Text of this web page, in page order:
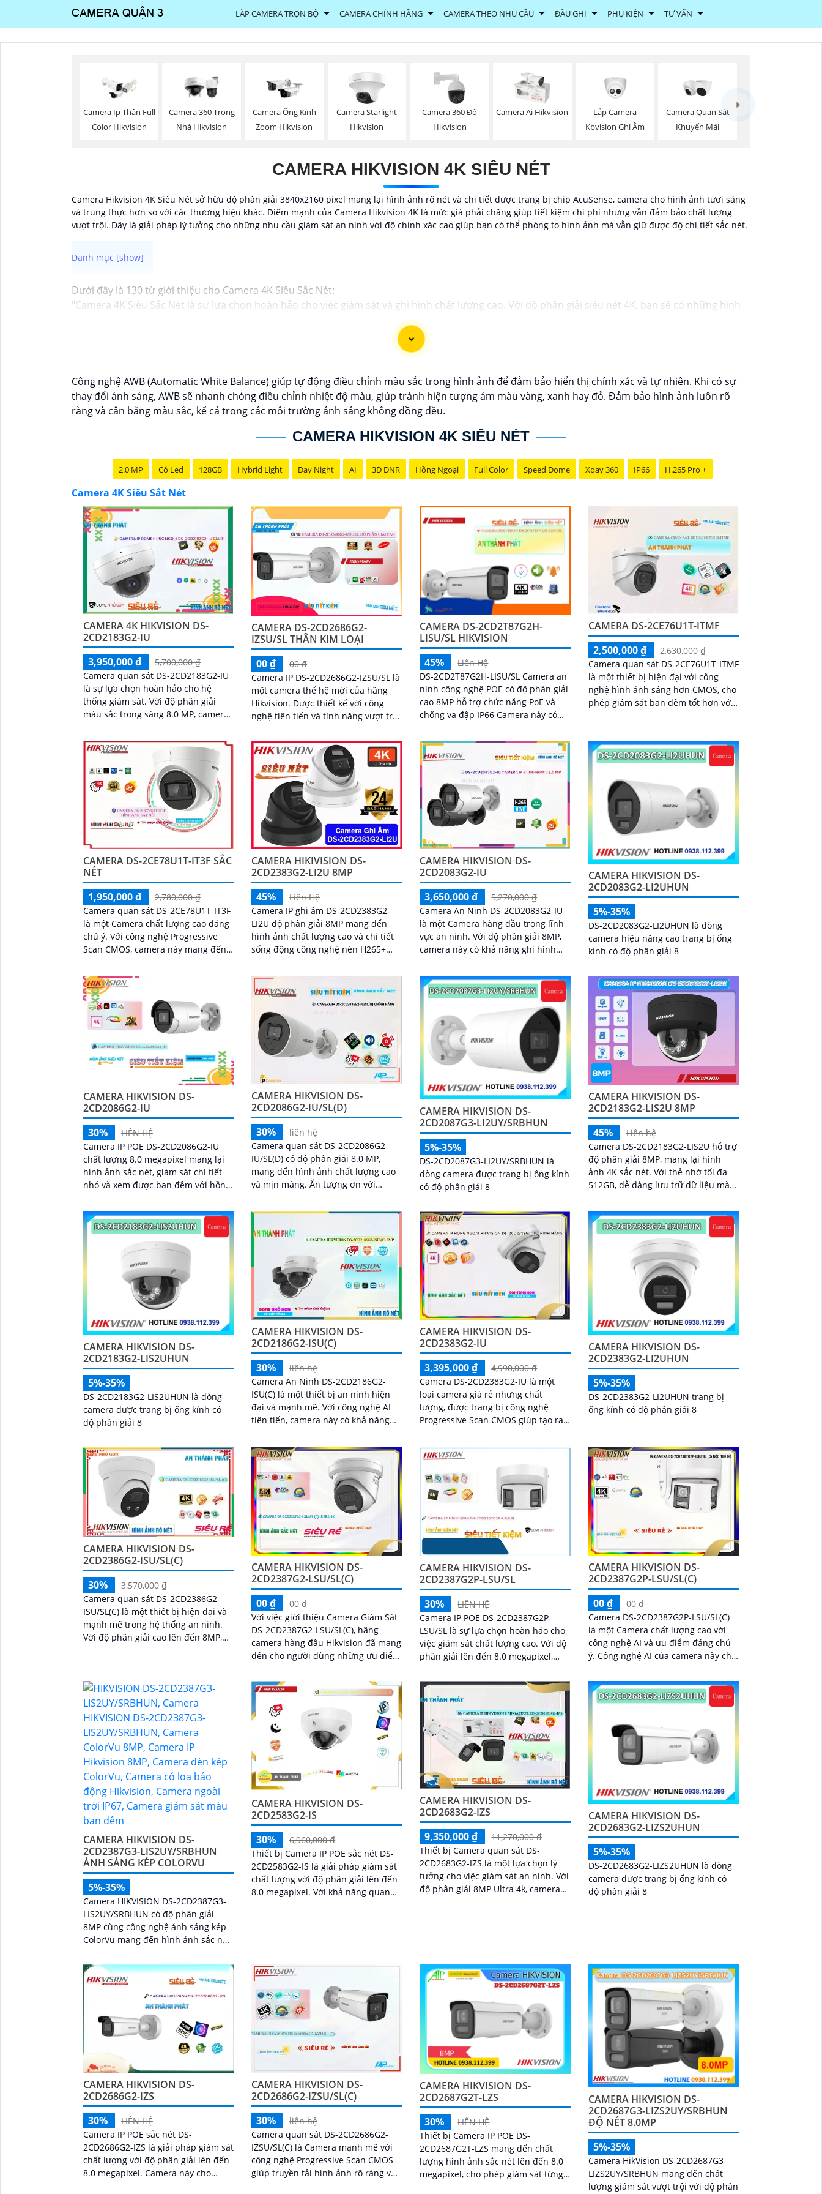
LẮP CAMERA TRỌN BỘ CAMERA CHÍNH HÃNG CAMERA THEO NHU CẦU ĐẦU GHI PHỤ KIỆN TƯ VẤN
Camera Ip Thân Full
Color Hikvision
Camera 360 Trong
Nhà Hikvision
Camera Ống Kính
Zoom Hikvision
Camera Starlight
Hikvision
Camera 360 Độ
Hikvision
Camera Ai Hikvision
Lắp Camera
Kbvision Ghi Âm
Camera Quan Sát
Khuyến Mãi
CAMERA HIKVISION 4K SIÊU NÉT
Camera Hikvision 4K Siêu Nét sở hữu độ phân giải 3840x2160 pixel mang lại hình ảnh rõ nét và chi tiết được trang bị chip AcuSense, camera cho hình ảnh tươi sáng
và trung thực hơn so với các thương hiệu khác. Điểm mạnh của Camera Hikvision 4K là mức giá phải chăng giúp tiết kiệm chi phí nhưng vẫn đảm bảo chất lượng
vượt trội. Đây là giải pháp lý tưởng cho những nhu cầu giám sát an ninh với độ chính xác cao giúp bạn có thể phóng to hình ảnh mà vẫn giữ được độ chi tiết sắc nét.
Dưới đây là 130 từ giới thiệu cho Camera 4K Siêu Sắc Nét:
"Camera 4K Siêu Sắc Nét là sự lựa chọn hoàn hảo cho việc giám sát và ghi hình chất lượng cao. Với độ phân giải siêu nét 4K, bạn sẽ có những hình
ảnh rõ nét, sống động và chi tiết. Được trang bị công nghệ hiện đại, Camera này cung cấp hình ảnh chất lượng ngay cả trong điều kiện ánh sáng
yếu. 〘 Chú trọn lớn nhất là tính năng ghi hình dài hạn và khả năng ghi đồng thời nhiều góc quay giúp bạn bảo vệ nhà cửa và tài sản một cách hiệu
quả. Với thiết kế tiện lợi, dễ dàng lắp đặt và sử dụng, Camera 4K Siêu Sắc Nét là sự lựa chọn hàng đầu cho hệ thống an ninh của bạn."
Công nghệ AWB (Automatic White Balance) giúp tự động điều chỉnh màu sắc trong hình ảnh để đảm bảo hiển thị chính xác và tự nhiên. Khi có sự
thay đổi ánh sáng, AWB sẽ nhanh chóng điều chỉnh nhiệt độ màu, giúp tránh hiện tượng ám màu vàng, xanh hay đỏ. Đảm bảo hình ảnh luôn rõ
ràng và cân bằng màu sắc, kể cả trong các môi trường ánh sáng không đồng đều.
CAMERA HIKVISION 4K SIÊU NÉT
2.0 MP Có Led 128GB Hybrid Light Day Night AI 3D DNR Hồng Ngoại Full Color Speed Dome Xoay 360 IP66 H.265 Pro +
Camera 4K Siêu Sắt Nét
CAMERA 4K HIKVISION DS-
2CD2183G2-IU
3,950,000 ₫
5,700,000 ₫
Camera quan sát DS-2CD2183G2-IU
là sự lựa chọn hoàn hảo cho hệ
thống giám sát. Với độ phân giải
màu sắc trong sáng 8.0 MP, camera
CAMERA DS-2CD2686G2-
IZSU/SL THÂN KIM LOẠI
00 ₫
00 ₫
Camera IP DS-2CD2686G2-IZSU/SL là
một camera thế hệ mới của hãng
Hikvision. Được thiết kế với công
nghệ tiên tiến và tính năng vượt trội,
sát video chất lượng cao và đáng tin
cậy
CAMERA DS-2CD2T87G2H-
LISU/SL HIKVISION
45%
Liên Hệ
DS-2CD2T87G2H-LISU/SL Camera an
ninh công nghệ POE có độ phân giải
cao 8MP hỗ trợ chức năng PoE và
chống va đập IP66 Camera này có
lẫn đêm nhờ công nghệ hồng ngoại
và smart IR.
CAMERA DS-2CE76U1T-ITMF
2,500,000 ₫
2,630,000 ₫
Camera quan sát DS-2CE76U1T-ITMF
là một thiết bị hiện đại với công
nghệ hình ảnh sáng hơn CMOS, cho
phép giám sát ban đêm tốt hơn với
CAMERA DS-2CE78U1T-IT3F SẮC
NÉT
1,950,000 ₫
2,780,000 ₫
Camera quan sát DS-2CE78U1T-IT3F
là một Camera chất lượng cao đáng
chú ý. Với công nghệ Progressive
Scan CMOS, camera này mang đến
CAMERA HIKIVISION DS-
2CD2383G2-LI2U 8MP
45%
Liên Hệ
Camera IP ghi âm DS-2CD2383G2-
LI2U độ phân giải 8MP mang đến
hình ảnh chất lượng cao và chi tiết
sống động công nghệ nén H265+
đảm bảo an ninh ban đêm hiệu quả
chuẩn IP67 chống nước và bụi bẩn
giúp camera hoạt động bền bỉ trong
mọi điều kiện môi trường.
CAMERA HIKVISION DS-
2CD2083G2-IU
3,650,000 ₫
5,270,000 ₫
Camera An Ninh DS-2CD2083G2-IU
là một Camera hàng đầu trong lĩnh
vực an ninh. Với độ phân giải 8MP,
camera này có khả năng ghi hình
nét, rõ ràng
CAMERA HIKVISION DS-
2CD2083G2-LI2UHUN
5%-35%
DS-2CD2083G2-LI2UHUN là dòng
camera hiệu năng cao trang bị ống
kính có độ phân giải 8
CAMERA HIKVISION DS-
2CD2086G2-IU
30%
LIÊN HỆ
Camera IP POE DS-2CD2086G2-IU
chất lượng 8.0 megapixel mang lại
hình ảnh sắc nét, giám sát chi tiết
nhỏ và xem được ban đêm với hồng
trình ban đêm,...
CAMERA HIKVISION DS-
2CD2086G2-IU/SL(D)
30%
liên hệ
Camera quan sát DS-2CD2086G2-
IU/SL(D) có độ phân giải 8.0 MP,
mang đến hình ảnh chất lượng cao
và mịn màng. Ấn tượng ơn với
ngoại 40m giúp hình...
CAMERA HIKVISION DS-
2CD2087G3-LI2UY/SRBHUN
5%-35%
DS-2CD2087G3-LI2UY/SRBHUN là
dòng camera được trang bị ống kính
có độ phân giải 8
CAMERA HIKVISION DS-
2CD2183G2-LIS2U 8MP
45%
Liên hệ
Camera DS-2CD2183G2-LIS2U hỗ trợ
độ phân giải 8MP, mang lại hình
ảnh 4K sắc nét. Với thẻ nhớ tối đa
512GB, dễ dàng lưu trữ dữ liệu mà
CAMERA HIKVISION DS-
2CD2183G2-LIS2UHUN
5%-35%
DS-2CD2183G2-LIS2UHUN là dòng
camera được trang bị ống kính có
độ phân giải 8
CAMERA HIKVISION DS-
2CD2186G2-ISU(C)
30%
liên hệ
Camera An Ninh DS-2CD2186G2-
ISU(C) là một thiết bị an ninh hiện
đại và mạnh mẽ. Với công nghệ AI
tiên tiến, camera này có khả năng
động khi phát hiện sự di chuyển
đáng ngờ
CAMERA HIKVISION DS-
2CD2383G2-IU
3,395,000 ₫
4,990,000 ₫
Camera DS-2CD2383G2-IU là một
loại camera giá rẻ nhưng chất
lượng, được trang bị công nghệ
Progressive Scan CMOS giúp tạo ra
Ấn tượng ơn với...
CAMERA HIKVISION DS-
2CD2383G2-LI2UHUN
5%-35%
DS-2CD2383G2-LI2UHUN trang bị
ống kính có độ phân giải 8
CAMERA HIKVISION DS-
2CD2386G2-ISU/SL(C)
30%
3,570,000 ₫
Camera quan sát DS-2CD2386G2-
ISU/SL(C) là một thiết bị hiện đại và
mạnh mẽ trong hệ thống an ninh.
Với độ phân giải cao lên đến 8MP,
CAMERA HIKVISION DS-
2CD2387G2-LSU/SL(C)
00 ₫
00 ₫
Với việc giới thiệu Camera Giám Sát
DS-2CD2387G2-LSU/SL(C), hãng
camera hàng đầu Hikvision đã mang
đến cho người dùng những ưu điểm
công nghệ AI...
CAMERA HIKVISION DS-
2CD2387G2P-LSU/SL
30%
LIÊN HỆ
Camera IP POE DS-2CD2387G2P-
LSU/SL là sự lựa chọn hoàn hảo cho
việc giám sát chất lượng cao. Với độ
phân giải lên đến 8.0 megapixel,
chi tiết nhỏ một cách rõ nét
CAMERA HIKVISION DS-
2CD2387G2P-LSU/SL(C)
00 ₫
00 ₫
Camera DS-2CD2387G2P-LSU/SL(C)
là một Camera chất lượng cao với
công nghệ AI và ưu điểm đáng chú
ý. Công nghệ AI của camera này cho
giúp người dùng quan sát và giám
sát hiệu quả hơn trong các điều
kiện thiếu sáng
CAMERA HIKVISION DS-
2CD2387G3-LIS2UY/SRBHUN
ÁNH SÁNG KÉP COLORVU
5%-35%
Camera HIKVISION DS-2CD2387G3-
LIS2UY/SRBHUN có độ phân giải
8MP cùng công nghệ ánh sáng kép
ColorVu mang đến hình ảnh sắc nét
CAMERA HIKVISION DS-
2CD2583G2-IS
30%
6,960,000 ₫
Thiết bị Camera IP POE sắc nét DS-
2CD2583G2-IS là giải pháp giám sát
chất lượng với độ phân giải lên đến
8.0 megapixel. Với khả năng quan
CAMERA HIKVISION DS-
2CD2683G2-IZS
9,350,000 ₫
11,270,000 ₫
Thiết bị Camera quan sát DS-
2CD2683G2-IZS là một lựa chọn lý
tưởng cho việc giám sát an ninh. Với
độ phân giải 8MP Ultra 4k, camera
CAMERA HIKVISION DS-
2CD2683G2-LIZS2UHUN
5%-35%
DS-2CD2683G2-LIZS2UHUN là dòng
camera được trang bị ống kính có
độ phân giải 8
CAMERA HIKVISION DS-
2CD2686G2-IZS
30%
LIÊN HỆ
Camera IP POE sắc nét DS-
2CD2686G2-IZS là giải pháp giám sát
chất lượng với độ phân giải lên đến
8.0 megapixel. Camera này cho
CAMERA HIKVISION DS-
2CD2686G2-IZSU/SL(C)
30%
liên hệ
Camera quan sát DS-2CD2686G2-
IZSU/SL(C) là Camera mạnh mẽ với
công nghệ Progressive Scan CMOS
giúp truyền tải hình ảnh rõ ràng và
CAMERA HIKVISION DS-
2CD2687G2T-LZS
30%
LIÊN HỆ
Thiết bị Camera IP POE DS-
2CD2687G2T-LZS mang đến chất
lượng hình ảnh sắc nét lên đến 8.0
megapixel, cho phép giám sát từng
CAMERA HIKVISION DS-
2CD2687G3-LIZS2UY/SRBHUN
ĐỘ NÉT 8.0MP
5%-35%
Camera HikVision DS-2CD2687G3-
LIZS2UY/SRBHUN mang đến chất
lượng giám sát vượt trội với độ phân